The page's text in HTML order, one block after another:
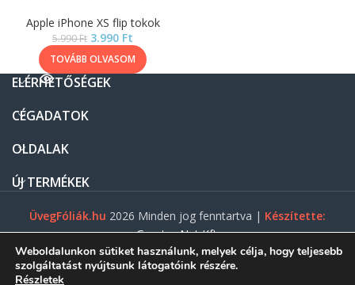
Apple iPhone XS flip tokok
5.990Ft 3.990 Ft
TOVÁBB OLVASOM
ELÉRHETŐSÉGEK
CÉGADATOK
OLDALAK
ÚJ TERMÉKEK
ÜvegFóliák.hu 2026 Minden jog fenntartva | Készítette:
Gasztro Net Kft.
Weboldalunkon sütiket használunk, melyek célja, hogy teljesebb
szolgáltatást nyújtsunk látogatóink részére.
Részletek